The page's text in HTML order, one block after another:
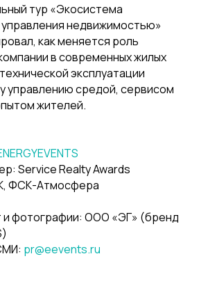
тур «Экосистема
недвижимостью»
как меняется роль
в современных жилых
эксплуатации
управлению средой, сервисом
жителей.
Service Realty Awards
ФСК-Атмосфера
и фотографии: ООО «ЭГ» (бренд
pr@eevents.ru